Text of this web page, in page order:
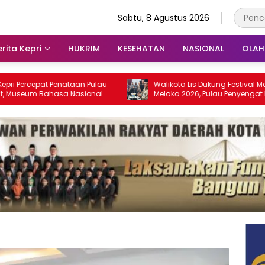
Sabtu, 8 Agustus 2026
Kepri HUKRIM KESEHATAN NASIONAL
Penataan Pulau
Nasional
Walikota Lis Dukung Festival Media Selat
Melaka 2026, Pulau Penyengat Disiapkan
Jadi Etalase Budaya Melayu